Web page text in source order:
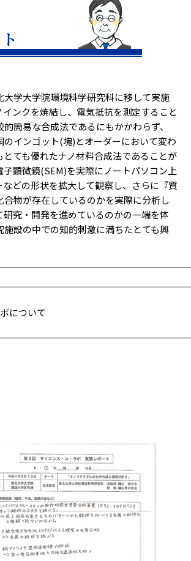
学大学院環境科学研究科に移して実施
ンクを焼結し、電気抵抗を測定すること
簡易な合成法であるにもかかわらず、
インゴット(塊)とオーダーにおいて変わ
ても優れたナノ材料合成法であることが
顕微鏡(SEM)を実際にノートパソコン上
どの形状を拡大して観察し、さらに『質
物が存在しているのかを実際に分析し
究・開発を進めているのかの一端を体
設の中での知的刺激に満ちたとても興
について